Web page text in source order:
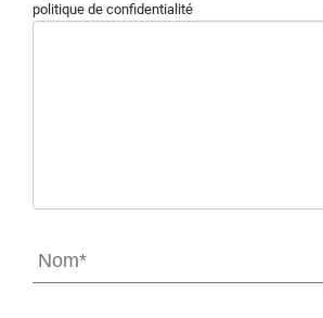
politique de confidentialité